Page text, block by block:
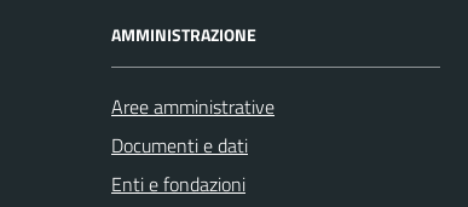
AMMINISTRAZIONE
Aree amministrative
Documenti e dati
Enti e fondazioni